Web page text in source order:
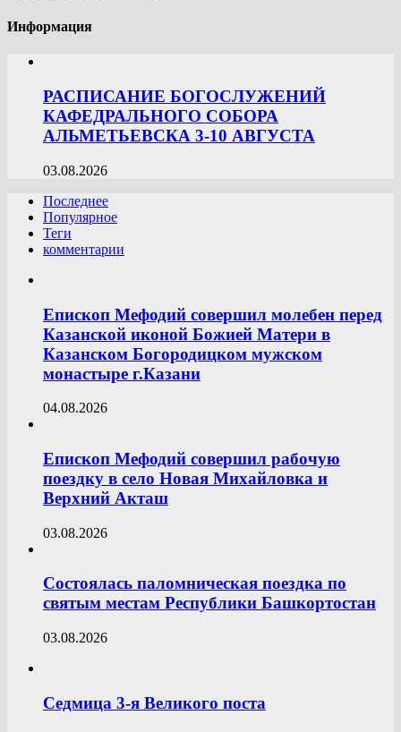
Информация
РАСПИСАНИЕ БОГОСЛУЖЕНИЙ
КАФЕДРАЛЬНОГО СОБОРА
АЛЬМЕТЬЕВСКА 3-10 АВГУСТА
03.08.2026
Последнее
Популярное
Теги
комментарии
Епископ Мефодий совершил молебен перед
Казанской иконой Божией Матери в
Казанском Богородицком мужском
монастыре г.Казани
04.08.2026
Епископ Мефодий совершил рабочую
поездку в село Новая Михайловка и
Верхний Акташ
03.08.2026
Состоялась паломническая поездка по
святым местам Республики Башкортостан
03.08.2026
Седмица 3-я Великого поста